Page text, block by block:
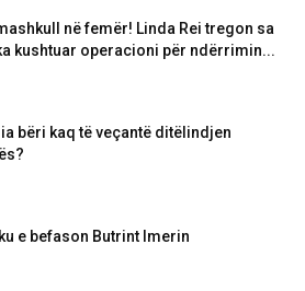
në femër! Linda Rei tregon sa
kushtuar operacioni për ndërrimin...
ia bëri kaq të veçantë ditëlindjen
e befason Butrint Imerin